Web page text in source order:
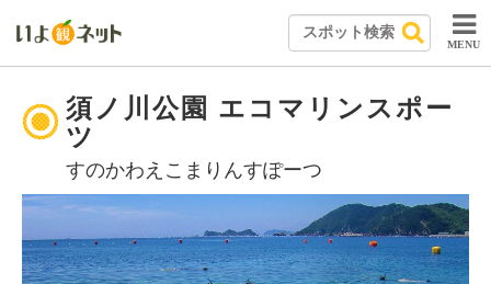
MENU
須ノ川公園 エコマリンスポー
ツ
すのかわえこまりんすぽーつ